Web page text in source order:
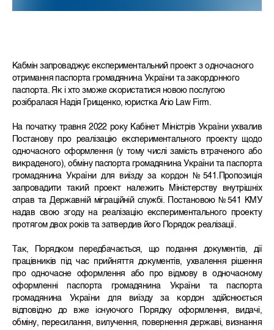
Кабмін запроваджує експериментальний проект з одночасного
отримання паспорта громадянина України та закордонного
паспорта. Як і хто зможе скористатися новою послугою
розібралася Надія Грищенко, юристка Ario Law Firm.
На початку травня 2022 року Кабінет Міністрів України ухвалив
Постанову про реалізацію експериментального проекту щодо
одночасного оформлення (у тому числі замість втраченого або
викраденого), обміну паспорта громадянина України та паспорта
громадянина України для виїзду за кордон №541.Пропозиція
запровадити такий проект належить Міністерству внутрішніх
справ та Державній міграційній службі. Постановою №541 КМУ
надав свою згоду на реалізацію експериментального проекту
протягом двох років та затвердив його Порядок реалізації.
Так, Порядком передбачається, що подання документів, дії
працівників під час прийняття документів, ухвалення рішення
про одночасне оформлення або про відмову в одночасному
оформленні паспорта громадянина України та паспорта
громадянина України для виїзду за кордон здійснюється
відповідно до вже існуючого Порядку оформлення, видачі,
обміну, пересилання, вилучення, повернення державі, визнання